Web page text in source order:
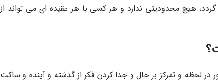
هیچ محدودیتی ندارد و هر کسی با هر عقیده ای می تواند از
لحظه و تمرکز بر حال و جدا کردن فکر از گذشته و آینده و ساکت